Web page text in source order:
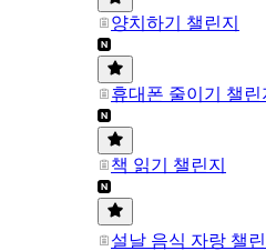
양치하기 챌린지
휴대폰 줄이기 챌린
책 읽기 챌린지
설날 음식 자랑 챌린